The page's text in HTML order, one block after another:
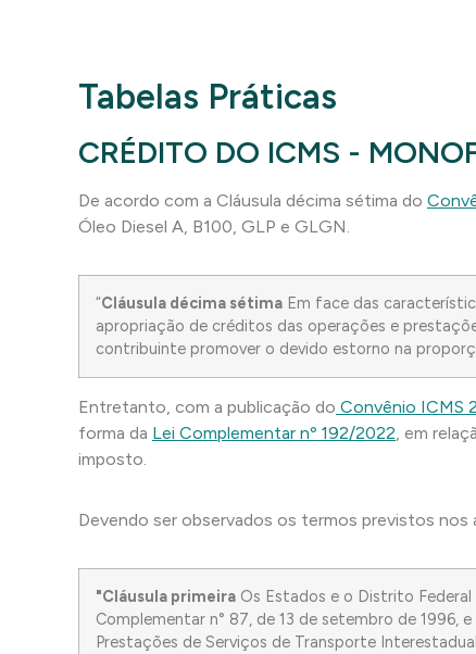
Tabelas Práticas
CRÉDITO DO ICMS -
De acordo com a Cláusula décima sétima do
Óleo Diesel A, B100, GLP e GLGN.
“Cláusula décima sétima Em face das
apropriação de créditos das operações e
contribuinte promover o devido estorno na
Entretanto, com a publicação do Convênio ICMS
forma da Lei Complementar nº 192/2022, em
imposto.
Devendo ser observados os termos previstos nos
"Cláusula primeira Os Estados e o Distrito
Complementar n° 87, de 13 de setembro de 1996,
Prestações de Serviços de Transporte